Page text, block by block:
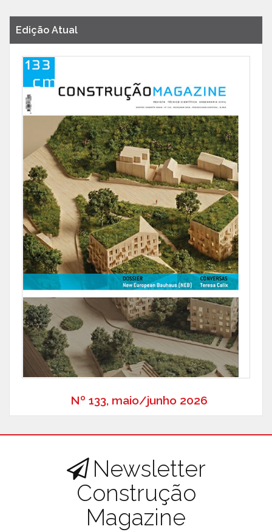
Edição Atual
Nº 133, maio/junho 2026
Newsletter
Construção
Magazine